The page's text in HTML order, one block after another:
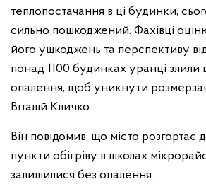
теплопостачання в ці будинки,
сильно пошкоджений. Фахівці
його ушкоджень та перспективу
понад 1100 будинках уранці злили
опалення, щоб уникнути
Віталій Кличко.
Він повідомив, що місто розгортає
пункти обігріву в школах
залишилися без опалення.